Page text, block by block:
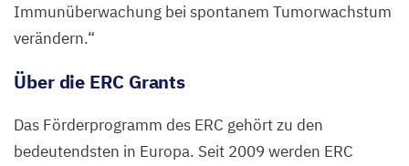
Immunüberwachung bei spontanem Tumorwachstum
verändern.“
Über die ERCGrants
Das Förderprogramm des ERC gehört zu den
bedeutendsten in Europa. Seit 2009 werden ERC